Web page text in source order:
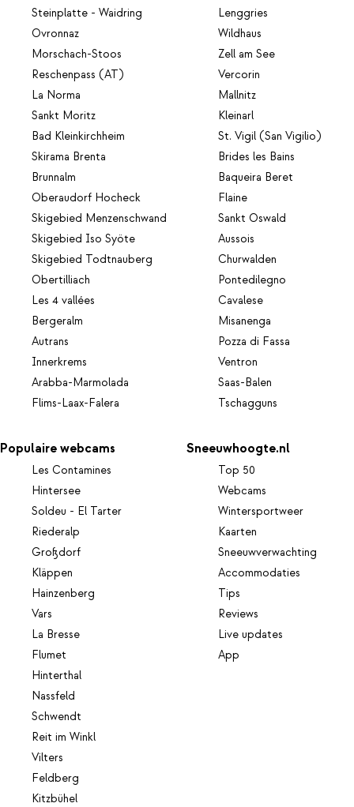
Steinplatte - Waidring
Ovronnaz
Morschach-Stoos
Reschenpass (AT)
La Norma
Sankt Moritz
Bad Kleinkirchheim
Skirama Brenta
Brunnalm
Oberaudorf Hocheck
Skigebied Menzenschwand
Skigebied Iso Syöte
Skigebied Todtnauberg
Obertilliach
Les 4 vallées
Bergeralm
Autrans
Innerkrems
Arabba-Marmolada
Flims-Laax-Falera
Lenggries
Wildhaus
Zell am See
Vercorin
Mallnitz
Kleinarl
St. Vigil (San Vigilio)
Brides les Bains
Baqueira Beret
Flaine
Sankt Oswald
Aussois
Churwalden
Pontedilegno
Cavalese
Misanenga
Pozza di Fassa
Ventron
Saas-Balen
Tschagguns
Populaire webcams
Les Contamines
Hintersee
Soldeu - El Tarter
Riederalp
Großdorf
Kläppen
Hainzenberg
Vars
La Bresse
Flumet
Hinterthal
Nassfeld
Schwendt
Reit im Winkl
Vilters
Feldberg
Kitzbühel
Sneeuwhoogte.nl
Top 50
Webcams
Wintersportweer
Kaarten
Sneeuwverwachting
Accommodaties
Tips
Reviews
Live updates
App